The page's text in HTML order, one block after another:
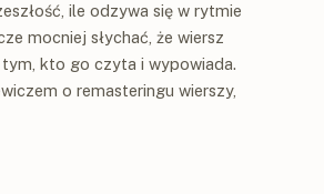
ile odzywa się w rytmie
mocniej słychać, że wiersz
tym, kto go czyta i wypowiada.
o remasteringu wierszy,